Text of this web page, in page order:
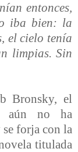
entonces,
iba bien: la
el cielo tenía
limpias. Sin
Bronsky, el
aún no ha
se forja con la
titulada